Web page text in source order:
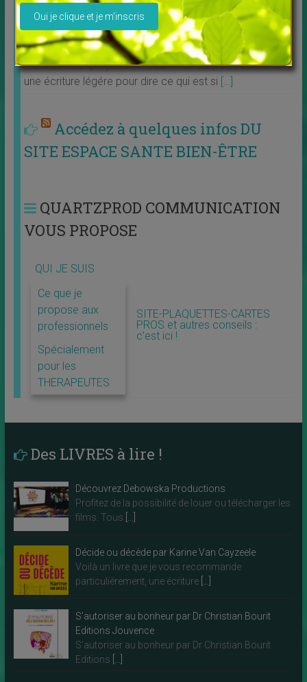
Décide ou décède par Karine Van Cayzeele
↳LES MERVEILLES DU MONDE NOUVEAU
Livres
Voilà un livre que je vous recommande particulièrement,
une écriture légére pour dire ce qui est si […]
Accédez à quelques infos DU
SITE ESPACE SANTE BIEN-ÊTRE
QUARTZPROD COMMUNICATION
VOUS PROPOSE
QUI JE SUIS
Ce que je
propose aux
professionnels
Spécialement
pour les
THERAPEUTES
SITE-PLAQUETTES-CARTES
PROS et autres conseils :
c’est ici !
Des LIVRES à lire !
Découvrez Debowska Productions
Profitez de la possibilité de louer ou télécharger les
films. Tous […]
Décide ou décède par Karine Van Cayzeele
Voilà un livre que je vous recommande
particulièrement, une écriture […]
S’autoriser au bonheur par Dr Christian Bourit
Editions Jouvence
S’autoriser au bonheur par Dr Christian Bourit
Editions […]